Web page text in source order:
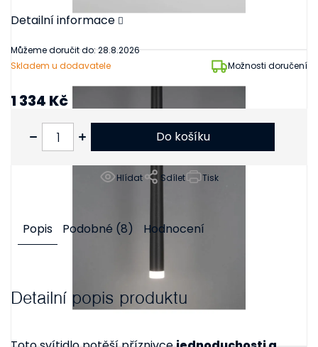
Skladem u dodavatele Možnosti doručení
Můžeme doručit do: 28.8.2026
Detailní informace
Tisk
Hlídat Sdílet
1 334 Kč
Do košíku
Popis Podobné (8) Hodnocení
Detailní popis produktu